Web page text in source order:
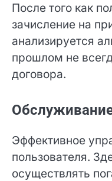
корреспондентов.
После того как
зачисление на
анализируется
договора.
Эффективное